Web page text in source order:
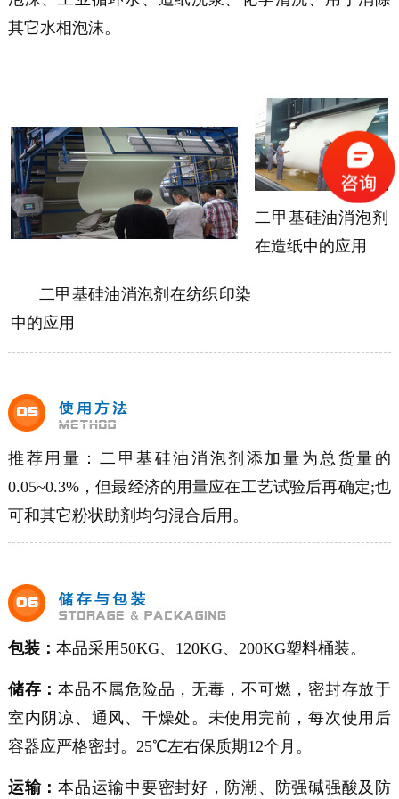
其它水相泡沫。
二甲基硅油消泡剂在纺织印染
中的应用
二甲基硅油消泡剂
在造纸中的应用
推荐用量：二甲基硅油消泡剂添加量为总货量的
0.05~0.3%，但最经济的用量应在工艺试验后再确定;也
可和其它粉状助剂均匀混合后用。
包装： 本品采用50KG、120KG、200KG塑料桶装。
储存：本品不属危险品，无毒，不可燃，密封存放于
室内阴凉、通风、干燥处。未使用完前，每次使用后
容器应严格密封。25℃左右保质期12个月。
运输：本品运输中要密封好，防潮、防强碱强酸及防